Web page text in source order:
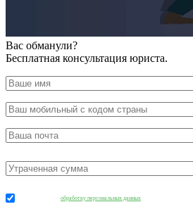
Вас обманули?
Бесплатная консультация юриста.
обработку персональных данных